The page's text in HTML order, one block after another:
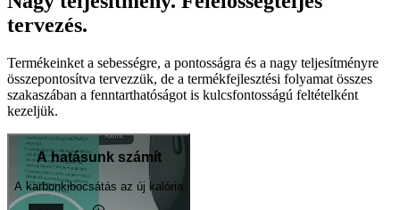
tervezés.
Termékeinket a sebességre, a pontosságra és a nagy teljesítményre
összepontosítva tervezzük, de a termékfejlesztési folyamat összes
szakaszában a fenntarthatóságot is kulcsfontosságú feltételként
kezeljük.
A hatásunk számít
A karbonkibocsátás az új kalória